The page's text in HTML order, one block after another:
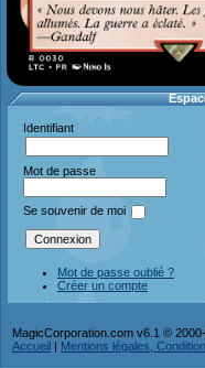
Identifiant
Mot de passe
Se souvenir de moi
Mot de passe oublié ?
Créer un compte
MagicCorporation.com v6.1 ©
Accueil | Mentions légales,